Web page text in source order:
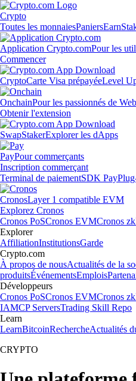
Crypto
Toutes les monnaiesPaniersEarn
Application Crypto.comPour les
Commencer
CryptoCarte Visa prépayéeLevel
OnchainPour les passionnés de
Obtenir l'extension
SwapStakerExplorer les dApps
PayPour commerçants
Inscription commerçant
Terminal de paiementSDK Pay
CronosLayer 1 compatible EVM
Explorez Cronos
Cronos PoSCronos EVMCronos
Explorer
AffiliationInstitutionsGarde
Crypto.com
À propos de nousActualités de la
produitsÉvénementsEmplois
Développeurs
Cronos PoSCronos EVMCronos
IAMCP ServersTrading Skill Repo
Learn
LearnBitcoinRechercheActualités
CRYPTO